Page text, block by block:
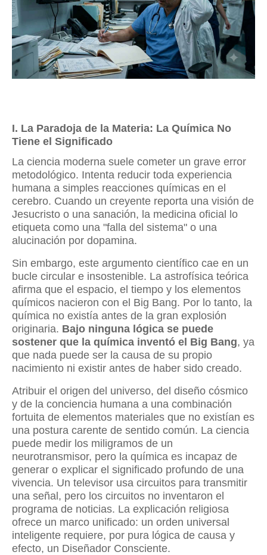
I. La Paradoja de la Materia: La Química No
Tiene el Significado
La ciencia moderna suele cometer un grave error
metodológico. Intenta reducir toda experiencia
humana a simples reacciones químicas en el
cerebro. Cuando un creyente reporta una visión de
Jesucristo o una sanación, la medicina oficial lo
etiqueta como una "falla del sistema" o una
alucinación por dopamina.
Sin embargo, este argumento científico cae en un
bucle circular e insostenible. La astrofísica teórica
afirma que el espacio, el tiempo y los elementos
químicos nacieron con el Big Bang. Por lo tanto, la
química no existía antes de la gran explosión
originaria. Bajo ninguna lógica se puede
sostener que la química inventó el Big Bang, ya
que nada puede ser la causa de su propio
nacimiento ni existir antes de haber sido creado.
Atribuir el origen del universo, del diseño cósmico
y de la conciencia humana a una combinación
fortuita de elementos materiales que no existían es
una postura carente de sentido común. La ciencia
puede medir los miligramos de un
neurotransmisor, pero la química es incapaz de
generar o explicar el significado profundo de una
vivencia. Un televisor usa circuitos para transmitir
una señal, pero los circuitos no inventaron el
programa de noticias. La explicación religiosa
ofrece un marco unificado: un orden universal
inteligente requiere, por pura lógica de causa y
efecto, un Diseñador Consciente.